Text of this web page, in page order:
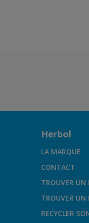
Herbol
LA MARQUE
CONTACT
TROUVER UN
TROUVER UN
RECYCLER